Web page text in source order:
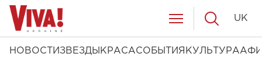
НОВОСТИ ЗВЕЗДЫ КРАСАСОБЫТИЯ КУЛЬТУРА
UK